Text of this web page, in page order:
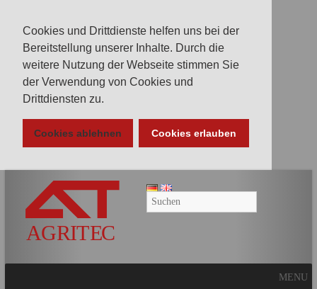
Cookies und Drittdienste helfen uns bei der
Bereitstellung unserer Inhalte. Durch die
weitere Nutzung der Webseite stimmen Sie
der Verwendung von Cookies und
Drittdiensten zu.
Cookies ablehnen Cookies erlauben
AGRITEC
GmbH
Mulcher,
Fräsen
MENU